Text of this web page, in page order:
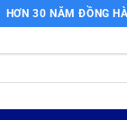
HƠN 30 NĂM ĐỒNG